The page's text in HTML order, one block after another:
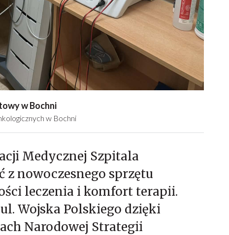
w Bochni
w Bochni
Medycznej Szpitala
z nowoczesnego sprzętu
leczenia i komfort terapii.
Wojska Polskiego dzięki
Narodowej Strategii